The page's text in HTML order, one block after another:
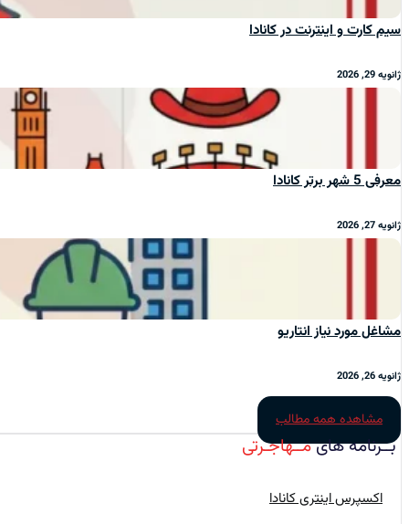
سیم‌ کارت و اینترنت در کانادا
ژانویه 29, 2026
معرفی 5 شهر برتر کانادا
ژانویه 27, 2026
مشاغل مورد نیاز انتاریو
ژانویه 26, 2026
مشاهده همه مطالب
بــرنامه‌ هایمــهاجـرتی
اکسپرس اینتری کانادا